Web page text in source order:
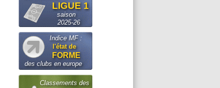
LIGUE 1
saison
2025-26
Indice MF :
l'état de
FORME
des clubs en europe
Classements des